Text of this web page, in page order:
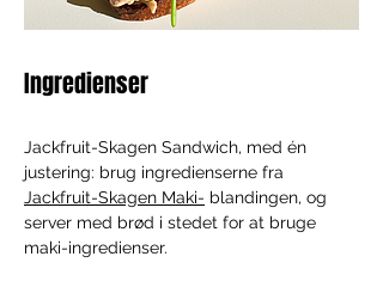
Ingredienser
Jackfruit-Skagen Sandwich, med én
justering: brug ingredienserne fra
Jackfruit-Skagen Maki- blandingen, og
server med brød i stedet for at bruge
maki-ingredienser.